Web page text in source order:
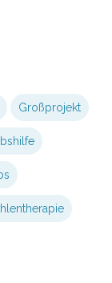
Großprojekt